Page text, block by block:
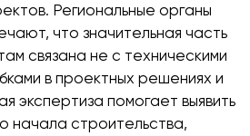
Региональные органы
что значительная часть
связана не с техническими
в проектных решениях и
экспертиза помогает выявить
начала строительства,